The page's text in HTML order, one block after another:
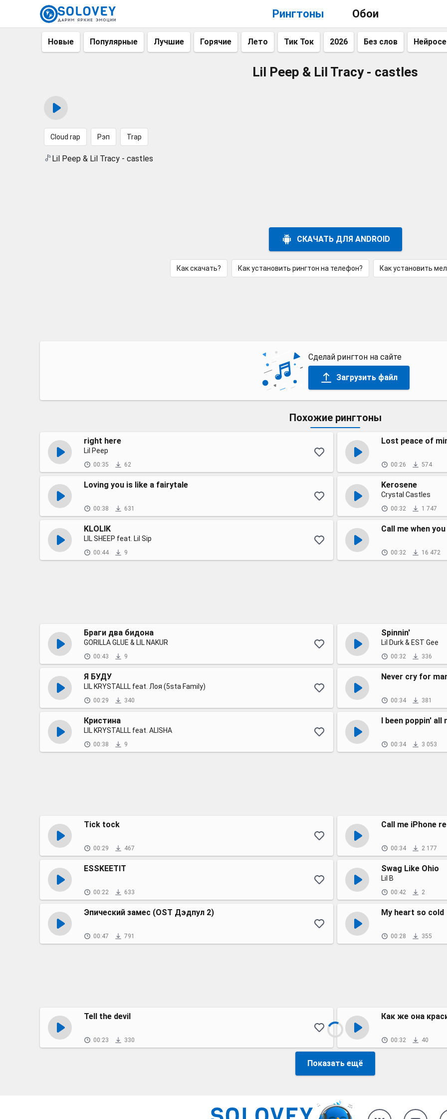
Рингтоны Обои
Новые Популярные Лучшие Горячие Лето Тик Ток 2026 Без слов
Lil Peep & Lil Tracy - castles
Cloud rap Рэп Trap
Lil Peep & Lil Tracy - castles
СКАЧАТЬ ДЛЯ ANDROID
Как скачать? Как установить рингтон на телефон? Как установить
Сделай рингтон на сайте
Загрузить файл
Похожие рингтоны
​right here
Lil Peep
00:35 62
Lost peace of
00:26 574
Loving you is like a fairytale
00:38 631
Kerosene
Crystal Castles
00:32 1 747
KLOLIK
LIL SHEEP feat. Lil Sip
00:44 9
Call me when
00:32 16 472
Браги два бидона
GORILLA GLUE & LIL NAKUR
00:43 9
Spinnin'
Lil Durk & EST Gee
00:32 336
Я БУДУ
LIL KRYSTALLL feat. Лоя (5sta Family)
00:29 340
Never cry for
00:34 381
Кристина
LIL KRYSTALLL feat. ALISHA
00:38 9
I been poppin' all
00:34 3 053
Tick tock
00:29 467
Call me iPhone
00:34 2 177
ESSKEETIT
00:22 633
Swag Like Ohio
Lil B
00:42 2
Эпический замес (OST Дэдпул 2)
00:47 791
My heart so cold
00:28 355
Tell the devil
00:23 330
Как же она
00:32 40
Показать ещё